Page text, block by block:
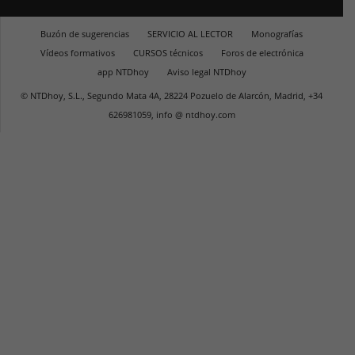
Buzón de sugerencias SERVICIO AL LECTOR
Monografías
Vídeos formativos
CURSOS técnicos
Foros de electrónica
app NTDhoy
Aviso legal NTDhoy
© NTDhoy, S.L., Segundo Mata 4A, 28224 Pozuelo de Alarcón, Madrid, +34
626981059, info @ ntdhoy.com